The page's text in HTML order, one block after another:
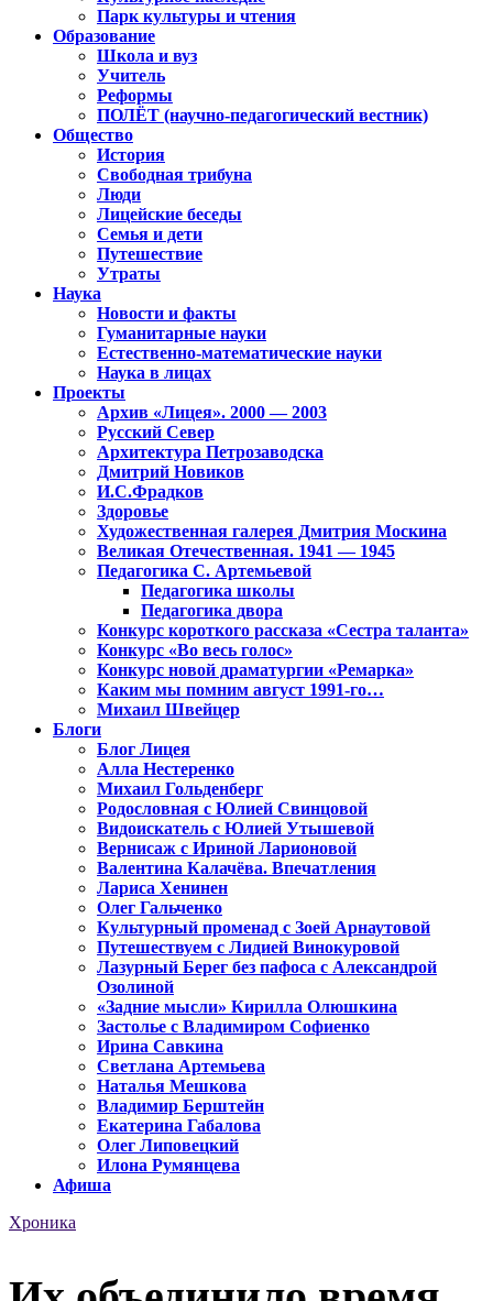
Парк культуры и чтения
Образование
Школа и вуз
Учитель
Реформы
ПОЛЁТ (научно-педагогический вестник)
Общество
История
Свободная трибуна
Люди
Лицейские беседы
Семья и дети
Путешествие
Утраты
Наука
Новости и факты
Гуманитарные науки
Естественно-математические науки
Наука в лицах
Проекты
Архив «Лицея». 2000 — 2003
Русский Север
Архитектура Петрозаводска
Дмитрий Новиков
И.С.Фрадков
Здоровье
Художественная галерея Дмитрия Москина
Великая Отечественная. 1941 — 1945
Педагогика С. Артемьевой
Педагогика школы
Педагогика двора
Конкурс короткого рассказа «Сестра таланта»
Конкурс «Во весь голос»
Конкурс новой драматургии «Ремарка»
Каким мы помним август 1991-го…
Михаил Швейцер
Блоги
Блог Лицея
Алла Нестеренко
Михаил Гольденберг
Родословная с Юлией Свинцовой
Видоискатель с Юлией Утышевой
Вернисаж с Ириной Ларионовой
Валентина Калачёва. Впечатления
Лариса Хенинен
Олег Гальченко
Культурный променад с Зоей Арнаутовой
Путешествуем с Лидией Винокуровой
Лазурный Берег без пафоса с Александрой
Озолиной
«Задние мысли» Кирилла Олюшкина
Застолье с Владимиром Софиенко
Ирина Савкина
Светлана Артемьева
Наталья Мешкова
Владимир Берштейн
Екатерина Габалова
Олег Липовецкий
Илона Румянцева
Афиша
Хроника